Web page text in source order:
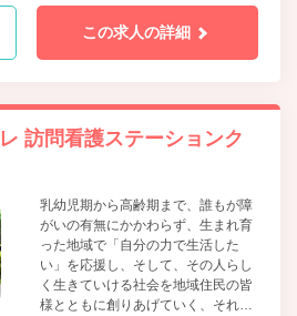
でキャリアを継続できる点は大手な
らではの魅力です。
この求人の詳細
訪問看護ステーションク
乳幼児期から高齢期まで、誰もが障
がいの有無にかかわらず、生まれ育
った地域で「自分の力で生活した
い」を応援し、そして、その人らし
く生きていける社会を地域住民の皆
様とともに創りあげていく、それが